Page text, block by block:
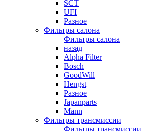
SCT
UFI
Разное
Фильтры салона
Фильтры салона
назад
Alpha Filter
Bosch
GoodWill
Hengst
Разное
Japanparts
Mann
Фильтры трансмиссии
Фильтры трансмиссии